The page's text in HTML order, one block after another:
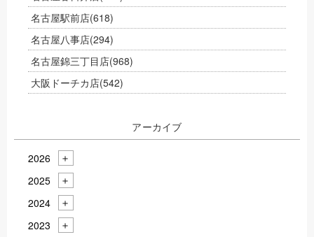
名古屋駅前店(618)
名古屋八事店(294)
名古屋錦三丁目店(968)
大阪ドーチカ店(542)
アーカイブ
2026
2025
2024
2023